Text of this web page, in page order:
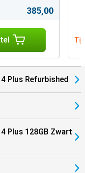
385,00
Plus Refurbished
Plus 128GB Zwart